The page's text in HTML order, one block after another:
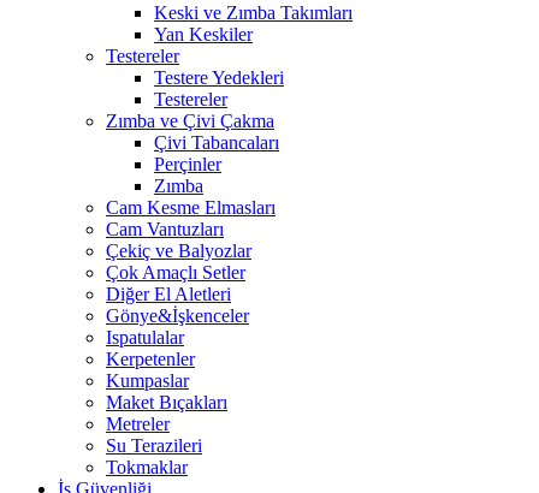
Keski ve Zımba Takımları
Yan Keskiler
Testereler
Testere Yedekleri
Testereler
Zımba ve Çivi Çakma
Çivi Tabancaları
Perçinler
Zımba
Cam Kesme Elmasları
Cam Vantuzları
Çekiç ve Balyozlar
Çok Amaçlı Setler
Diğer El Aletleri
Gönye&İşkenceler
Ispatulalar
Kerpetenler
Kumpaslar
Maket Bıçakları
Metreler
Su Terazileri
Tokmaklar
İş Güvenliği